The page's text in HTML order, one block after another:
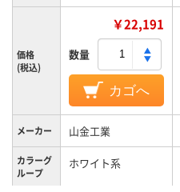
価格
(税込)
￥22,191
数量
カゴへ
メーカー 山金工業
カラーグ
ループ
ホワイト系